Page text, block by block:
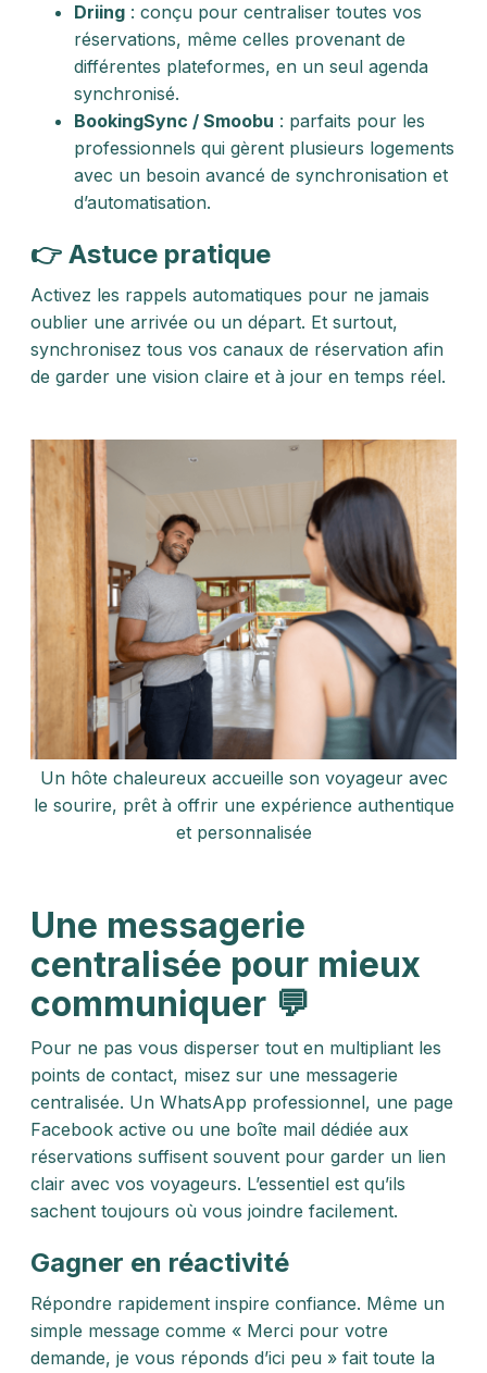
Driing : conçu pour centraliser toutes vos
réservations, même celles provenant de
différentes plateformes, en un seul agenda
synchronisé.
BookingSync / Smoobu : parfaits pour les
professionnels qui gèrent plusieurs logements
avec un besoin avancé de synchronisation et
d’automatisation.
👉 Astuce pratique
Activez les rappels automatiques pour ne jamais
oublier une arrivée ou un départ. Et surtout,
synchronisez tous vos canaux de réservation afin
de garder une vision claire et à jour en temps réel.
Un hôte chaleureux accueille son voyageur avec
le sourire, prêt à offrir une expérience authentique
et personnalisée
Une messagerie
centralisée pour mieux
communiquer 💬
Pour ne pas vous disperser tout en multipliant les
points de contact, misez sur une messagerie
centralisée. Un WhatsApp professionnel, une page
Facebook active ou une boîte mail dédiée aux
réservations suffisent souvent pour garder un lien
clair avec vos voyageurs. L’essentiel est qu’ils
sachent toujours où vous joindre facilement.
Gagner en réactivité
Répondre rapidement inspire confiance. Même un
simple message comme « Merci pour votre
demande, je vous réponds d’ici peu » fait toute la